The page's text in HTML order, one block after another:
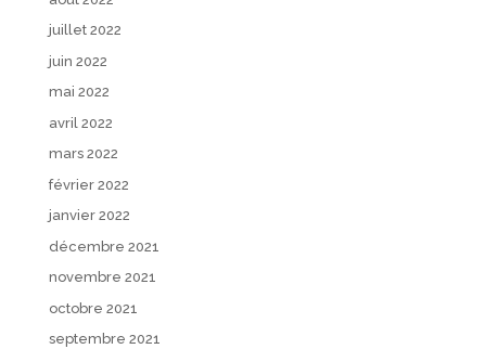
juillet 2022
juin 2022
mai 2022
avril 2022
mars 2022
février 2022
janvier 2022
décembre 2021
novembre 2021
octobre 2021
septembre 2021